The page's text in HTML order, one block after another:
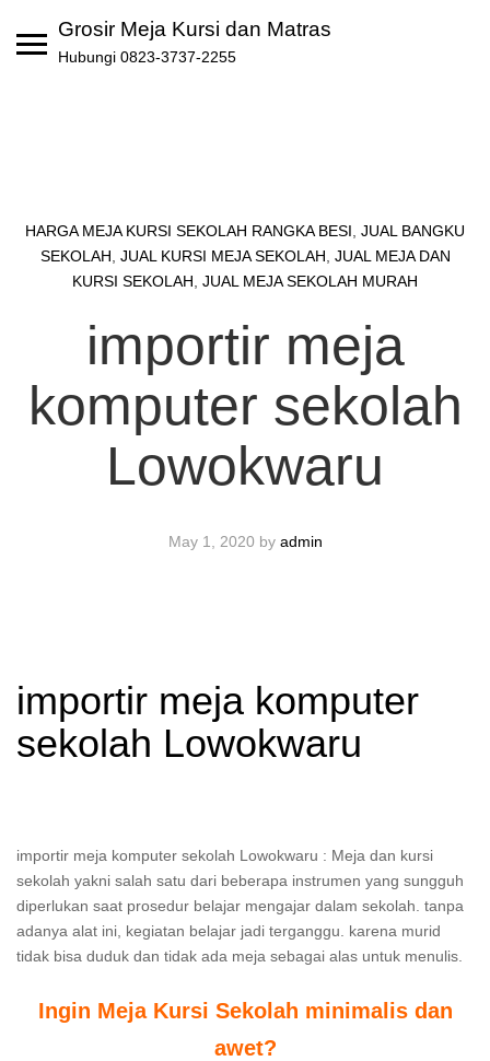
Grosir Meja Kursi dan Matras
Hubungi 0823-3737-2255
HARGA MEJA KURSI SEKOLAH RANGKA BESI JUAL BANGKU
SEKOLAH JUAL KURSI MEJA SEKOLAH JUAL MEJA DAN
KURSI SEKOLAH JUAL MEJA SEKOLAH MURAH
importir meja
komputer sekolah
Lowokwaru
May 1, 2020 by admin
importir meja komputer
sekolah Lowokwaru
importir meja komputer sekolah Lowokwaru : Meja dan kursi
sekolah yakni salah satu dari beberapa instrumen yang sungguh
diperlukan saat prosedur belajar mengajar dalam sekolah. tanpa
adanya alat ini, kegiatan belajar jadi terganggu. karena murid
tidak bisa duduk dan tidak ada meja sebagai alas untuk menulis.
Ingin Meja Kursi Sekolah minimalis dan
awet?